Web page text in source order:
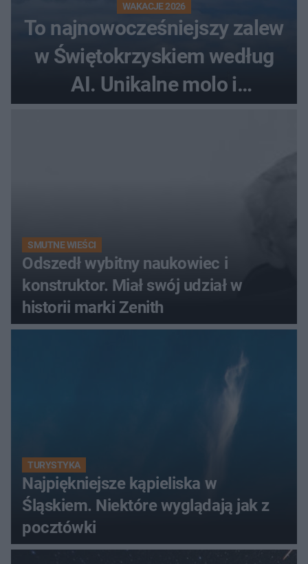
WAKACJE 2026
To najnowocześniejszy zalew
w Świętokrzyskiem według
AI. Unikalne molo i
SMUTNE WIEŚCI
Odszedł wybitny naukowiec i
konstruktor. Miał swój udział w
historii marki Zenith
TURYSTYKA
Najpiękniejsze kąpieliska w
Śląskiem. Niektóre wyglądają jak z
pocztówki